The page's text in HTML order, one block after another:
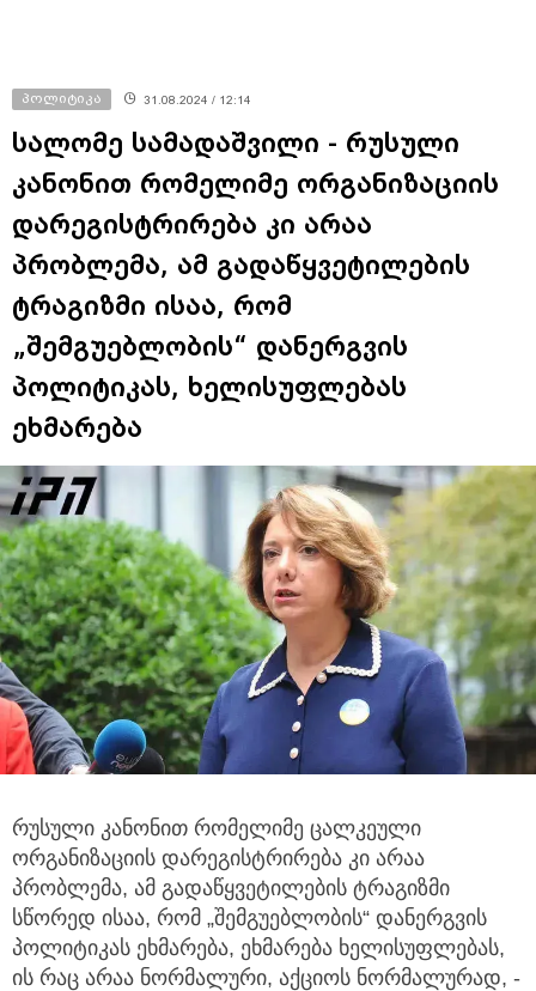
პოლიტიკა 31.08.2024 / 12:14
სალომე სამადაშვილი - რუსული
კანონით რომელიმე ორგანიზაციის
დარეგისტრირება კი არაა
პრობლემა, ამ გადაწყვეტილების
ტრაგიზმი ისაა, რომ
„შემგუებლობის“ დანერგვის
პოლიტიკას, ხელისუფლებას
ეხმარება
რუსული კანონით რომელიმე ცალკეული
ორგანიზაციის დარეგისტრირება კი არაა
პრობლემა, ამ გადაწყვეტილების ტრაგიზმი
სწორედ ისაა, რომ „შემგუებლობის“ დანერგვის
პოლიტიკას ეხმარება, ეხმარება ხელისუფლებას,
ის რაც არაა ნორმალური, აქციოს ნორმალურად, -